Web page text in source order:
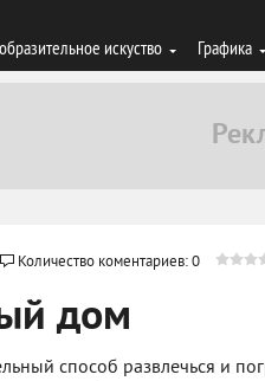
искуство Графика
Количество коментариев: 0
дом
способ развлечься и